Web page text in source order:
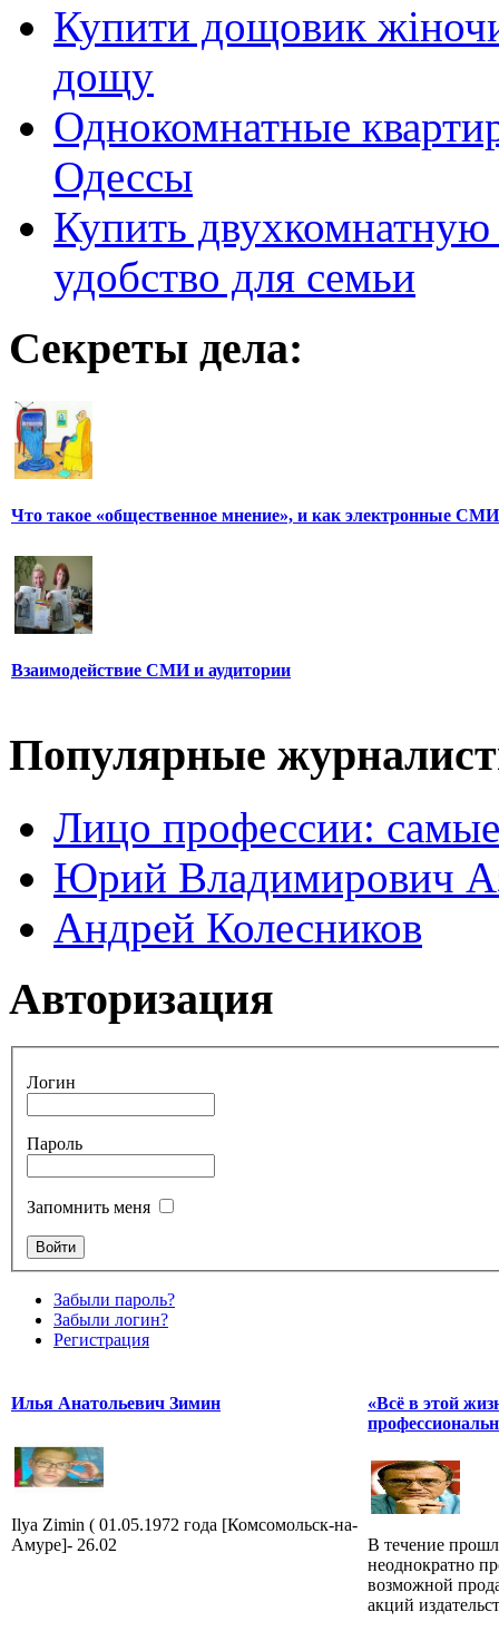
Купити дощовик
дощу
Однокомнатные
Одессы
Купить
удобство для семьи
Секреты дела:
Что такое «общественное мнение», и как электронные СМИ
Взаимодействие СМИ и аудитории
Популярные
Лицо профессии:
Юрий Владимирович
Андрей Колесников
Авторизация
Логин
Пароль
Запомнить меня
Забыли пароль?
Забыли логин?
Регистрация
Илья Анатольевич Зимин
Ilya Zimin ( 01.05.1972 года [Комсомольск-на-
Амуре]- 26.02
«Всё в этой
В течение
неоднократно
возможной
акций